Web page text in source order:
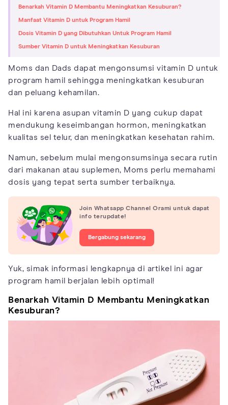
Benarkah Vitamin D Membantu Meningkatkan Kesuburan?
Manfaat Vitamin D untuk Program Hamil
Dosis Vitamin D yang Dibutuhkan Untuk Program Hamil
Sumber Vitamin D untuk Meningkatkan Kesuburan
Moms dan Dads dapat mengonsumsi vitamin D untuk
program hamil sehingga meningkatkan kesuburan
dan peluang kehamilan.
Hal ini karena asupan vitamin D yang cukup dapat
mendukung keseimbangan hormon, meningkatkan
kualitas sel telur, dan meningkatkan kesehatan rahim.
Namun, sebelum mulai mengonsumsinya secara rutin
dari makanan atau suplemen, Moms perlu memahami
dosis yang tepat serta sumber terbaiknya.
Join Whatsapp Channel Orami untuk dapat
info terupdate!
Bergabung sekarang
Yuk, simak informasi lengkapnya di artikel ini agar
program hamil berjalan lebih optimal!
Benarkah Vitamin D Membantu Meningkatkan
Kesuburan?